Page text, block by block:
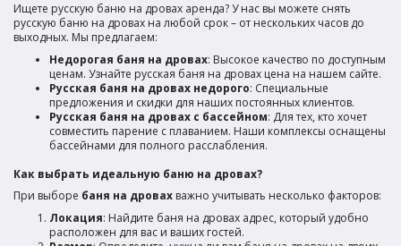
Ищете русскую баню на дровах аренда? У нас вы можете снять
русскую баню на дровах на любой срок – от нескольких часов до
выходных. Мы предлагаем:
Недорогая баня на дровах: Высокое качество по доступным
ценам. Узнайте русская баня на дровах цена на нашем сайте.
Русская баня на дровах недорого: Специальные
предложения и скидки для наших постоянных клиентов.
Русская баня на дровах с бассейном: Для тех, кто хочет
совместить парение с плаванием. Наши комплексы оснащены
бассейнами для полного расслабления.
Как выбрать идеальную баню на дровах?
При выборе баня на дровах важно учитывать несколько факторов:
Локация: Найдите баня на дровах адрес, который удобно
расположен для вас и ваших гостей.